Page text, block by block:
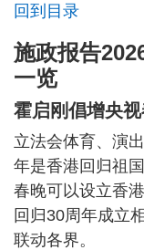
回到目录
施政报告
一览
霍启刚倡增央
立法会体育、演
年是香港回归祖
春晚可以设立香
回归30周年成立
联动各界。